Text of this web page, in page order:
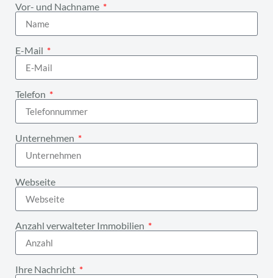
Vor- und Nachname
E-Mail
Telefon
Unternehmen
Webseite
Anzahl verwalteter Immobilien
Ihre Nachricht